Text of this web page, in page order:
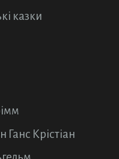
казки
Ганс Крістіан